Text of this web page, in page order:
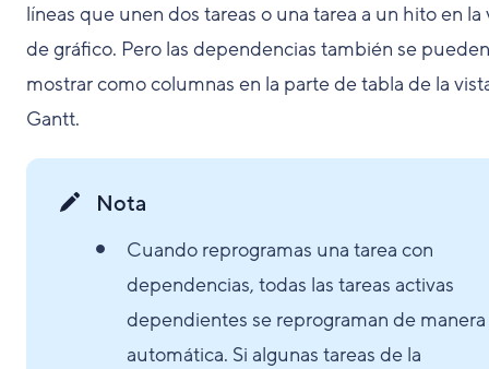
líneas que unen dos tareas o una tarea a un hito en la
de gráfico. Pero las dependencias también se pueden
mostrar como columnas en la parte de tabla de la
Gantt.
Nota
Cuando reprogramas una tarea con
dependencias, todas las tareas activas
dependientes se reprograman de manera
automática. Si algunas tareas de la